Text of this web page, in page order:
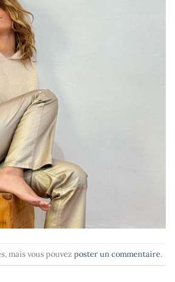
mais vous pouvez poster un commentaire.